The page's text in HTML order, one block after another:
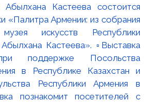
Абылхана Кастеева состоится
«Палитра Армении: из собрания
музея искусств Республики
Кастеева». ▫️Выставка
поддержке Посольства
в Республике Казахстан и
Республики Армения в
познакомит посетителей с